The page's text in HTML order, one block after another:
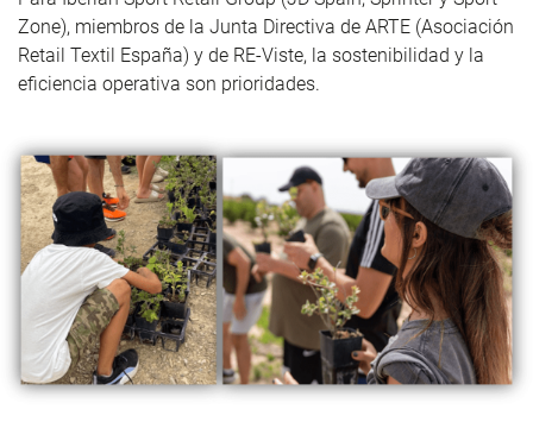
Zone), miembros de la Junta Directiva de ARTE (Asociación
Retail Textil España) y de RE-Viste, la sostenibilidad y la
eficiencia operativa son prioridades.